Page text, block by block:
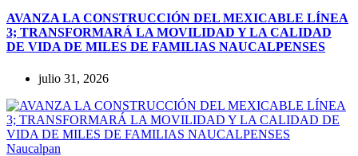
AVANZA LA CONSTRUCCIÓN DEL MEXICABLE LÍNEA
3; TRANSFORMARÁ LA MOVILIDAD Y LA CALIDAD
DE VIDA DE MILES DE FAMILIAS NAUCALPENSES
julio 31, 2026
Naucalpan